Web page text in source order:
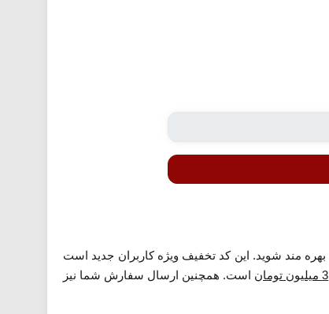
بهره مند شوید. این کد تخفیف ویژه کاربران جدید است
3 میلیون تومان
است. همچنین ارسال سفارش شما نیز